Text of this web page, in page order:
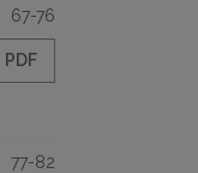
67-76
PDF
77-82